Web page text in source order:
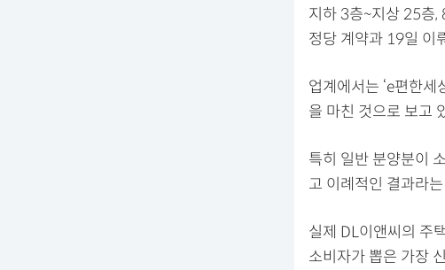
지하 3층~지상 25층,
정당 계약과 19일 이
업계에서는 ‘e편한
을 마친 것으로 보고
특히 일반 분양분이
고 이례적인 결과라
실제 DL이앤씨의 주
소비자가 뽑은 가장